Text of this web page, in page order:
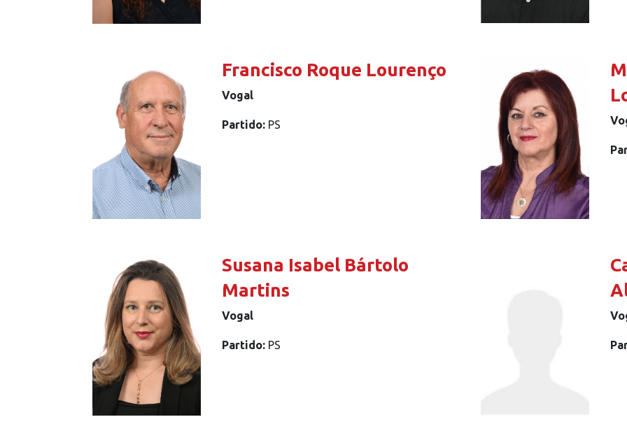
Francisco Roque Lourenço
Vogal
Partido: PS
Susana Isabel Bártolo
Martins
Vogal
Partido: PS